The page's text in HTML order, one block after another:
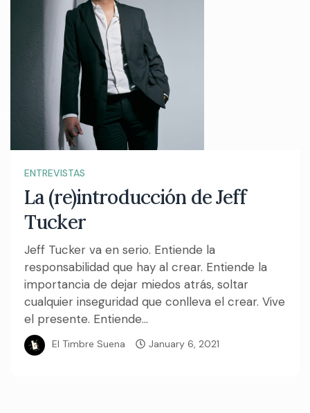
ENTREVISTAS
La (re)introducción de Jeff
Tucker
Jeff Tucker va en serio. Entiende la
responsabilidad que hay al crear. Entiende la
importancia de dejar miedos atrás, soltar
cualquier inseguridad que conlleva el crear. Vive
el presente. Entiende...
El Timbre Suena January 6, 2021